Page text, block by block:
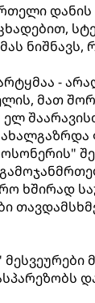
დანის
ნიშნავს,
-
მათ
ხშირად